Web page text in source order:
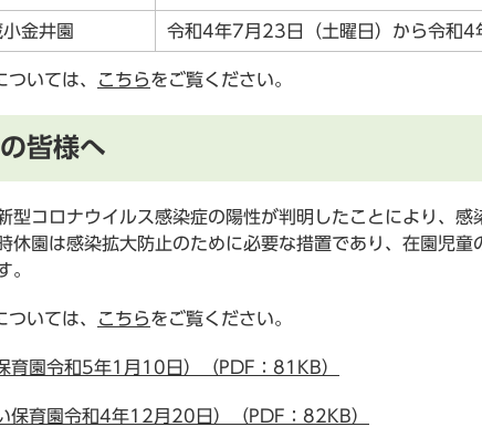
金井園 令和4年7月23日（土曜日）から令和
いては、 こちらをご覧ください。
皆様へ
型コロナウイルス感染症の陽性が判明したことにより、
休園は感染拡大防止のために必要な措置であり、在園児
。
いては、 こちらをご覧ください。
育園令和5年1月10日）（PDF：81KB）
保育園令和4年12月20日）（PDF：82KB）